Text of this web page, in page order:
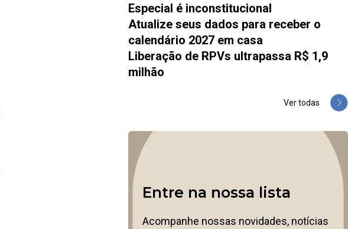
Especial é inconstitucional
Atualize seus dados para receber o
calendário 2027 em casa
Liberação de RPVs ultrapassa R$ 1,9
milhão
Ver todas
Entre na nossa lista
Acompanhe nossas novidades, notícias